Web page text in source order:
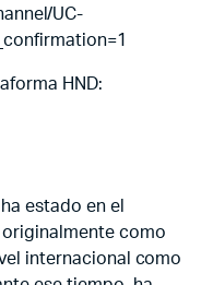
UC-
HND:
estado en el
como
internacional como